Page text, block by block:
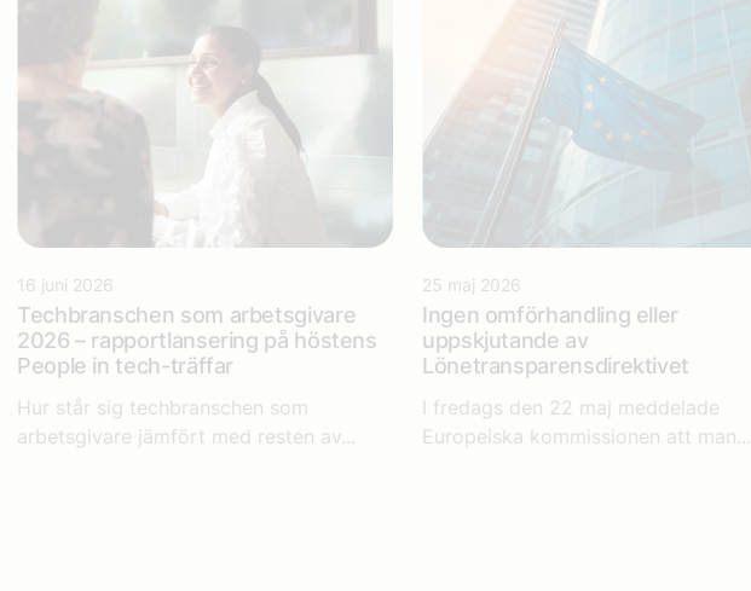
16 juni 2026
Techbranschen som arbetsgivare
2026 – rapportlansering på höstens
People in tech-träffar
Hur står sig techbranschen som
arbetsgivare jämfört med resten av...
25 maj 2026
Ingen omförhandling eller
uppskjutande av
Lönetransparensdirektivet
I fredags den 22 maj meddelade
Europeiska kommissionen att man...